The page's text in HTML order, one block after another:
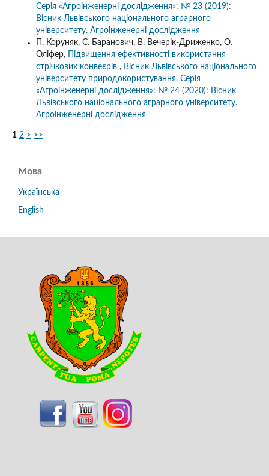
Серія «Агроінженерні дослідження»: № 23 (2019):
Вісник Львівського національного аграрного
університету. Агроінженерні дослідження
П. Коруняк, С. Баранович, В. Вечерік-Дриженко, О.
Оліфер,
Підвищення ефективності використання
стрічкових конвеєрів , Вісник Львівського національного
університету природокористування. Серія
«Агроінженерні дослідження»: № 24 (2020): Вісник
Львівського національного аграрного університету.
Агроінженерні дослідження
1 2 > >>
Мова
Українська
English